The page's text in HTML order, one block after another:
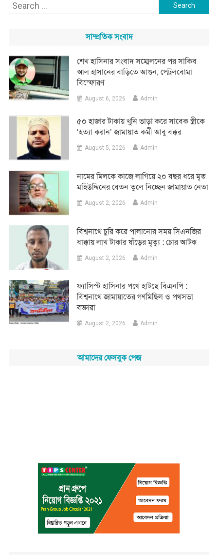
Search
সাম্প্রতিক সংবাদ
শেখ হাসিনার সংবাদ সম্মেলনের পর সাকিব
আল হাসানের বাড়িতে আগুন, পেট্রলবোমা
বিস্ফোরণ
August 6, 2026 Admin
৫০ হাজার টাকায় খুনি ভাড়া করে সাবেক স্ত্রীকে
‘হত্যা করান’ জামায়াত কর্মী আবু বক্কর
August 5, 2026 Admin
নামের মিলকে কাজে লাগিয়ে ২০ বছর ধরে মৃত
মহিউদ্দিনের বেতন তুলে নিচ্ছেন জামায়াত নেতা
August 2, 2026 Admin
‎বিশ্বনাথে চুরি করে পালানোর সময় সিএনজির
ধাক্কায় লাখ টাকার ষাঁড়ের মৃত্যু : চোর আটক
August 2, 2026 Admin
‎ফ্যাসিস্ট হাসিনার পথে হাটছে বিএনপি :
বিশ্বনাথে জামায়াতের গণমিছিল ও পথসভা
বক্তারা
August 2, 2026 Admin
আমাদের ফেসবুক পেজ